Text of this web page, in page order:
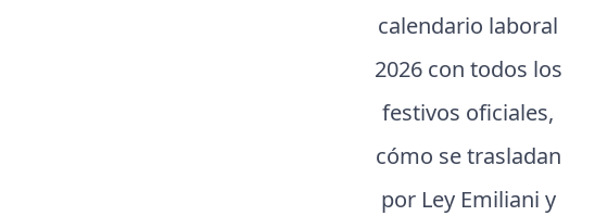
calendario laboral
2026 con todos los
festivos oficiales,
cómo se trasladan
por Ley Emiliani y